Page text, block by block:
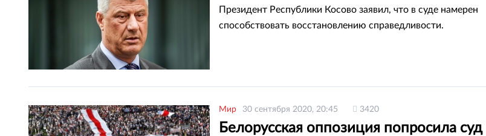
Президент Республики Косово заявил, что в суде намерен
способствовать восстановлению справедливости.
Мир 30 сентября 2020, 20:45 3420
Белорусская оппозиция попросила суд